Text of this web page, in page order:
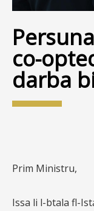
co-
darba
Prim Ministru,
Issa li l-btala fl-